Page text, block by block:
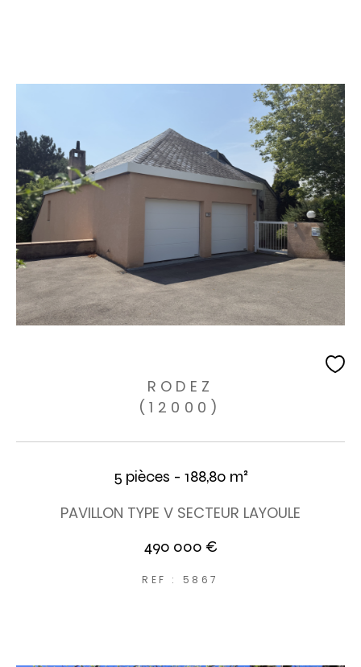
RODEZ
(12000)
5 pièces - 188,80 m²
PAVILLON TYPE V SECTEUR LAYOULE
490 000 €
REF : 5867